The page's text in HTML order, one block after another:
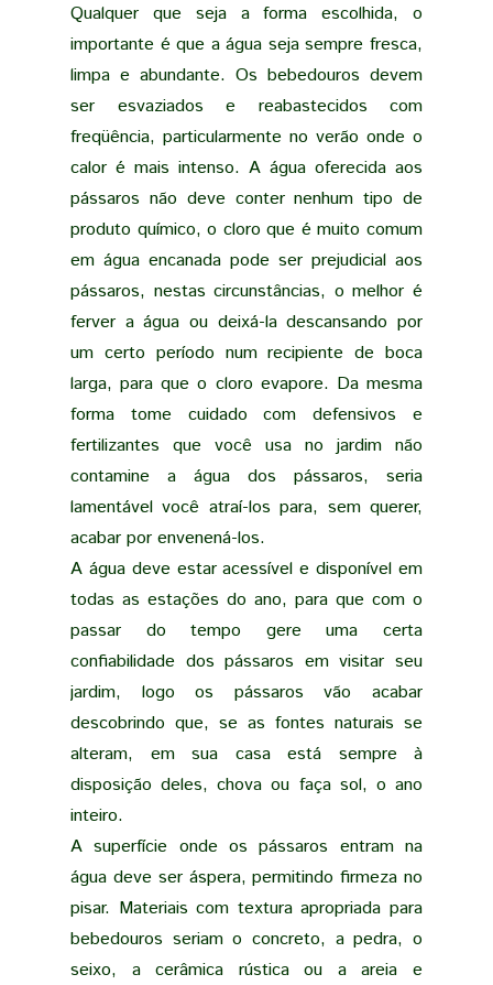
Qualquer que seja a forma escolhida, o
importante é que a água seja sempre fresca,
limpa e abundante. Os bebedouros devem
ser esvaziados e reabastecidos com
freqüência, particularmente no verão onde o
calor é mais intenso. A água oferecida aos
pássaros não deve conter nenhum tipo de
produto químico, o cloro que é muito comum
em água encanada pode ser prejudicial aos
pássaros, nestas circunstâncias, o melhor é
ferver a água ou deixá-la descansando por
um certo período num recipiente de boca
larga, para que o cloro evapore. Da mesma
forma tome cuidado com defensivos e
fertilizantes que você usa no jardim não
contamine a água dos pássaros, seria
lamentável você atraí-los para, sem querer,
acabar por envenená-los.
A água deve estar acessível e disponível em
todas as estações do ano, para que com o
passar do tempo gere uma certa
confiabilidade dos pássaros em visitar seu
jardim, logo os pássaros vão acabar
descobrindo que, se as fontes naturais se
alteram, em sua casa está sempre à
disposição deles, chova ou faça sol, o ano
inteiro.
A superfície onde os pássaros entram na
água deve ser áspera, permitindo firmeza no
pisar. Materiais com textura apropriada para
bebedouros seriam o concreto, a pedra, o
seixo, a cerâmica rústica ou a areia e